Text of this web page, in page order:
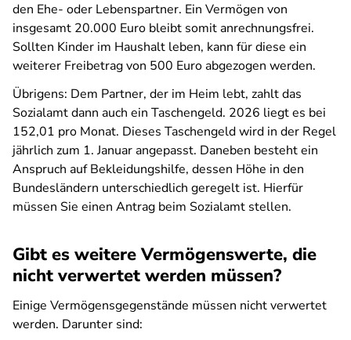
den Ehe- oder Lebenspartner. Ein Vermögen von
insgesamt 20.000 Euro bleibt somit anrechnungsfrei.
Sollten Kinder im Haushalt leben, kann für diese ein
weiterer Freibetrag von 500 Euro abgezogen werden.
Übrigens: Dem Partner, der im Heim lebt, zahlt das
Sozialamt dann auch ein Taschengeld. 2026 liegt es bei
152,01 pro Monat. Dieses Taschengeld wird in der Regel
jährlich zum 1. Januar angepasst. Daneben besteht ein
Anspruch auf Bekleidungshilfe, dessen Höhe in den
Bundesländern unterschiedlich geregelt ist. Hierfür
müssen Sie einen Antrag beim Sozialamt stellen.
Gibt es weitere Vermögenswerte, die
nicht verwertet werden müssen?
Einige Vermögensgegenstände müssen nicht verwertet
werden. Darunter sind: